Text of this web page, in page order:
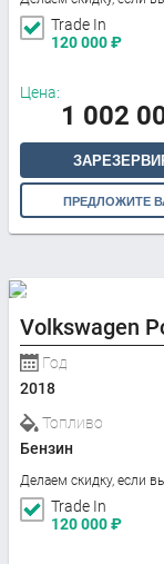
Trade In
120 000₽
Цена:
1 002
ПРЕДЛОЖИТЕ
Volkswagen
Год
2018
Топливо
Бензин
Делаем скидку, если
Trade In
120 000₽